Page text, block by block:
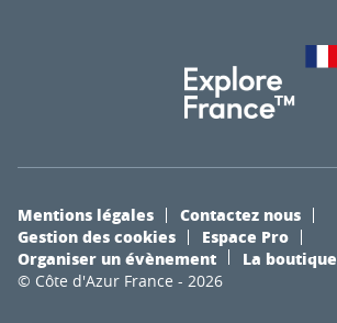
© Côte d'Azur France - 2026
Mentions légales
Contactez nous
Gestion des cookies
Espace Pro
Organiser un évènement
La boutique